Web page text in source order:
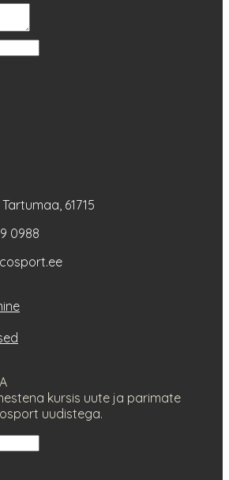
61715
0988
kursis uute ja parimate
uudistega.